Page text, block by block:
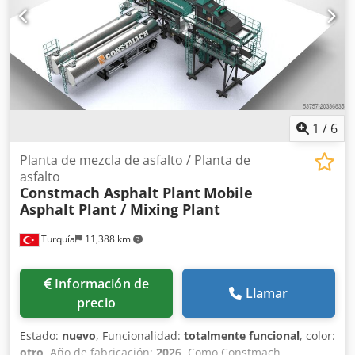
1 / 6
Turquía 11,388 km
Planta de mezcla de asfalto / Planta de
asfalto
Constmach Asphalt Plant Mobile
Asphalt Plant / Mixing Plant
Información de
precio
Llamar
Estado: nuevo, Funcionalidad: totalmente funcional, color: